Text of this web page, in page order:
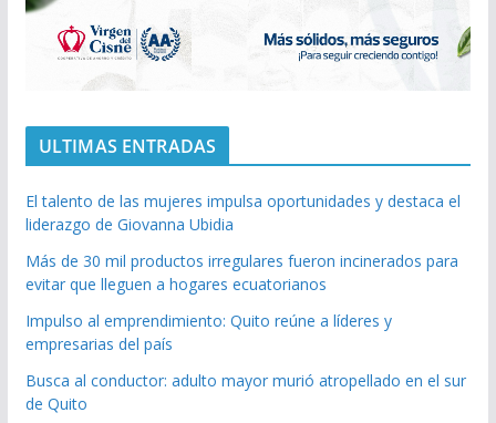
ULTIMAS ENTRADAS
El talento de las mujeres impulsa oportunidades y destaca el
liderazgo de Giovanna Ubidia
Más de 30 mil productos irregulares fueron incinerados para
evitar que lleguen a hogares ecuatorianos
Impulso al emprendimiento: Quito reúne a líderes y
empresarias del país
Busca al conductor: adulto mayor murió atropellado en el sur
de Quito